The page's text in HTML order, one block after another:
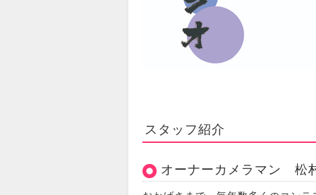
スタッフ紹介
オーナーカメラマン 松